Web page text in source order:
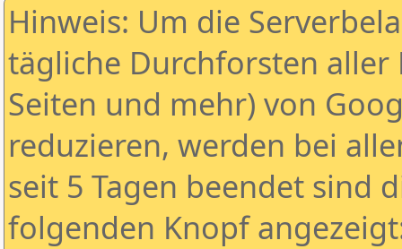
Hinweis: Um die
tägliche Durchforsten aller
Seiten und mehr) von
reduzieren, werden bei
seit 5 Tagen beendet sind
folgenden Knopf